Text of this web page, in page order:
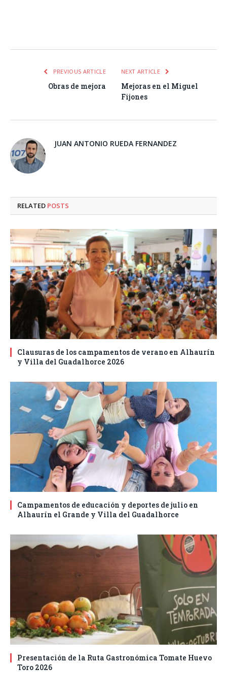
PREVIOUS ARTICLE
Obras de mejora
NEXT ARTICLE
Mejoras en el Miguel
Fijones
JUAN ANTONIO RUEDA FERNANDEZ
RELATED POSTS
Clausuras de los campamentos de verano en Alhaurín
y Villa del Guadalhorce 2026
Campamentos de educación y deportes de julio en
Alhaurín el Grande y Villa del Guadalhorce
Presentación de la Ruta Gastronómica Tomate Huevo
Toro 2026